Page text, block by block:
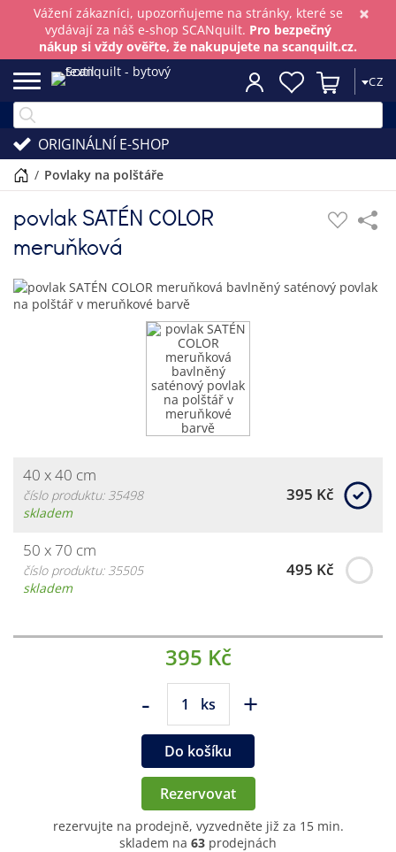
×
Vážení zákazníci, upozorňujeme na stránky, které se
vydávají za náš e-shop SCANquilt. Pro bezpečný
nákup si vždy ověřte, že nakupujete na scanquilt.cz.
CZ
ORIGINÁLNÍ E-SHOP
/ povlaky na polštáře
povlak SATÉN COLOR
meruňková
40 x 40 cm
číslo produktu: 35498
skladem
395 Kč
50 x 70 cm
číslo produktu: 35505
skladem
495 Kč
395 Kč
- ks +
Do košíku
Rezervovat
rezervujte na prodejně, vyzvedněte již za 15 min.
skladem na 63 prodejnách